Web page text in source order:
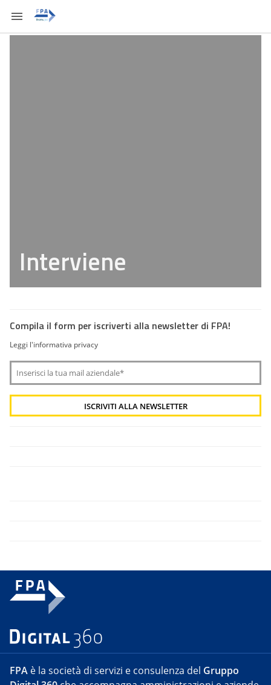
Interviene
Compila il form per iscriverti alla newsletter di FPA!
Leggi l'informativa privacy
FPA è la società di servizi e consulenza del Gruppo